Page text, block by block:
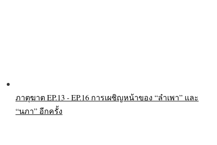
ภาตุฆาต EP.13 - EP.16 การเผชิญหน้าของ “ลำเพา” และ
“นภา” อีกครั้ง